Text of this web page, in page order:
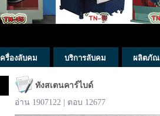
รื่องลับคม บริการลับคม ผลิตภัณ
ทังสเตนคาร์ไบด์
อ่าน 1907122 | ตอบ 12677